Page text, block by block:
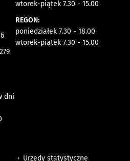
dni
wtorek-piątek 7.30 - 15.00
REGON:
poniedziałek 7.30 - 18.00
wtorek-piątek 7.30 - 15.00
Urzędy statystyczne